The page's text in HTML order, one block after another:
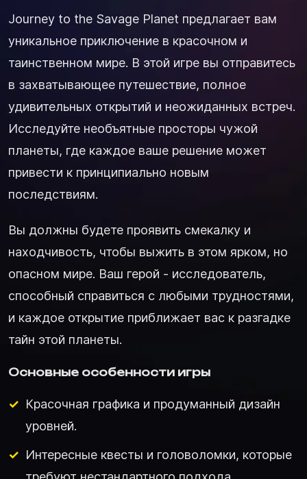
Journey to the Savage Planet предлагает вам
уникальное приключение в красочном и
таинственном мире. В этой игре вы отправитесь
в захватывающее путешествие, полное
удивительных открытий и неожиданных встреч.
Исследуйте необъятные просторы чужой
планеты, где каждое ваше решение может
привести к принципиально новым
последствиям.
Вы должны будете проявить смекалку и
находчивость, чтобы выжить в этом ярком, но
опасном мире. Ваш герой - исследователь,
способный справиться с любыми трудностями,
и каждое открытие приближает вас к разгадке
тайн этой планеты.
Основные особенности игры
Красочная графика и продуманный дизайн
уровней.
Интересные квесты и головоломки, которые